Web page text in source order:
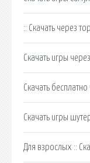
:: Скачать через
Скачать игры
Скачать
Скачать игры
Для взрослых ::